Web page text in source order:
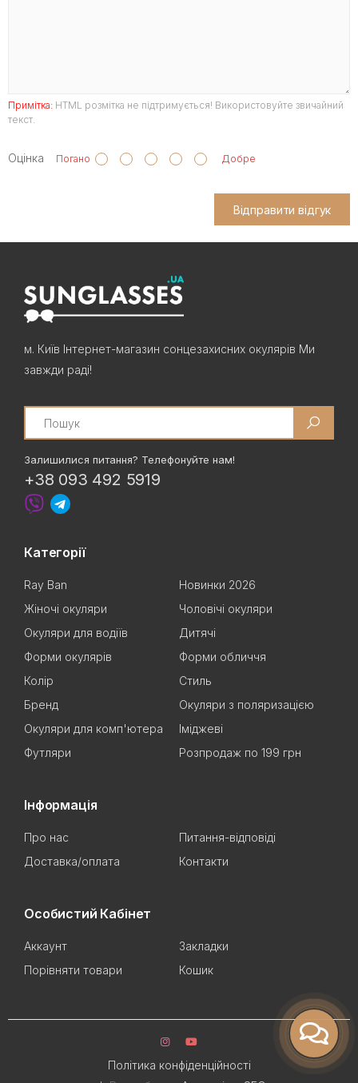
Примітка: HTML розмітка не підтримується! Використовуйте звичайний
текст.
Оцінка Погано Добре
Відправити відгук
м. Київ Інтернет-магазин сонцезахисних окулярів Ми
завжди раді!
Search
Залишилися питання? Телефонуйте нам!
+38 093 492 5919
Категорії
Ray Ban
Новинки 2026
Жіночі окуляри
Чоловічі окуляри
Окуляри для водіїв
Дитячі
Форми окулярів
Форми обличчя
Колір
Стиль
Бренд
Окуляри з поляризацією
Окуляри для комп'ютера
Іміджеві
Футляри
Розпродаж по 199 грн
Інформація
Про нас
Питання-відповіді
Доставка/оплата
Контакти
Особистий Кабінет
Аккаунт
Закладки
Порівняти товари
Кошик
Політика конфіденційності